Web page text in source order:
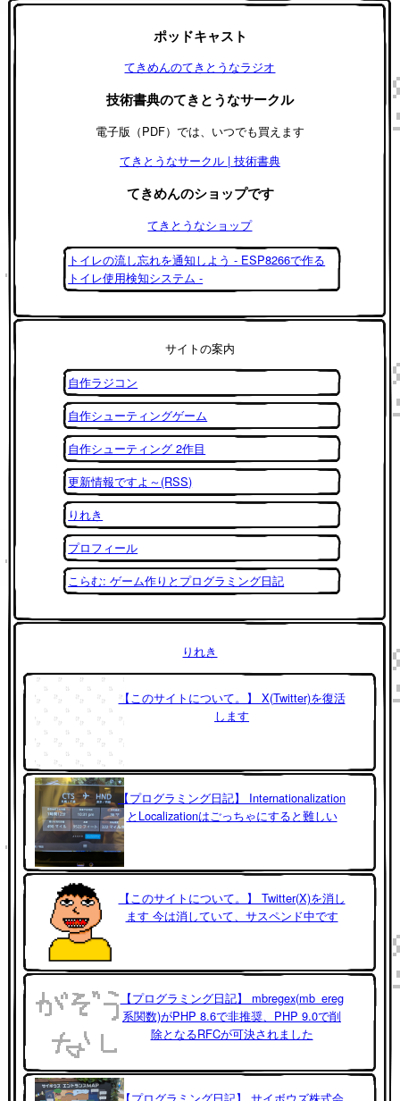
ポッドキャスト
てきめんのてきとうなラジオ
技術書典のてきとうなサークル
電子版（PDF）では、いつでも買えます
てきとうなサークル | 技術書典
てきめんのショップです
てきとうなショップ
トイレの流し忘れを通知しよう - ESP8266で作る
トイレ使用検知システム -
サイトの案内
自作ラジコン
自作シューティングゲーム
自作シューティング 2作目
更新情報ですよ～(RSS)
りれき
プロフィール
こらむ: ゲーム作りとプログラミング日記
りれき
【このサイトについて。】 X(Twitter)を復活
します
【プログラミング日記】 Internationalization
とLocalizationはごっちゃにすると難しい
【このサイトについて。】 Twitter(X)を消し
ます 今は消していて、サスペンド中です
【プログラミング日記】 mbregex(mb_ereg
系関数)がPHP 8.6で非推奨、PHP 9.0で削
除となるRFCが可決されました
【プログラミング日記】 サイボウズ株式会